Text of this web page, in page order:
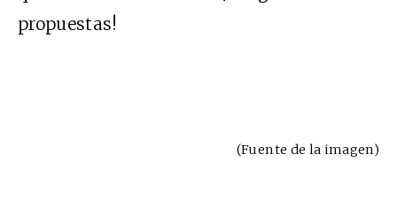
propuestas!
(Fuente de la imagen)